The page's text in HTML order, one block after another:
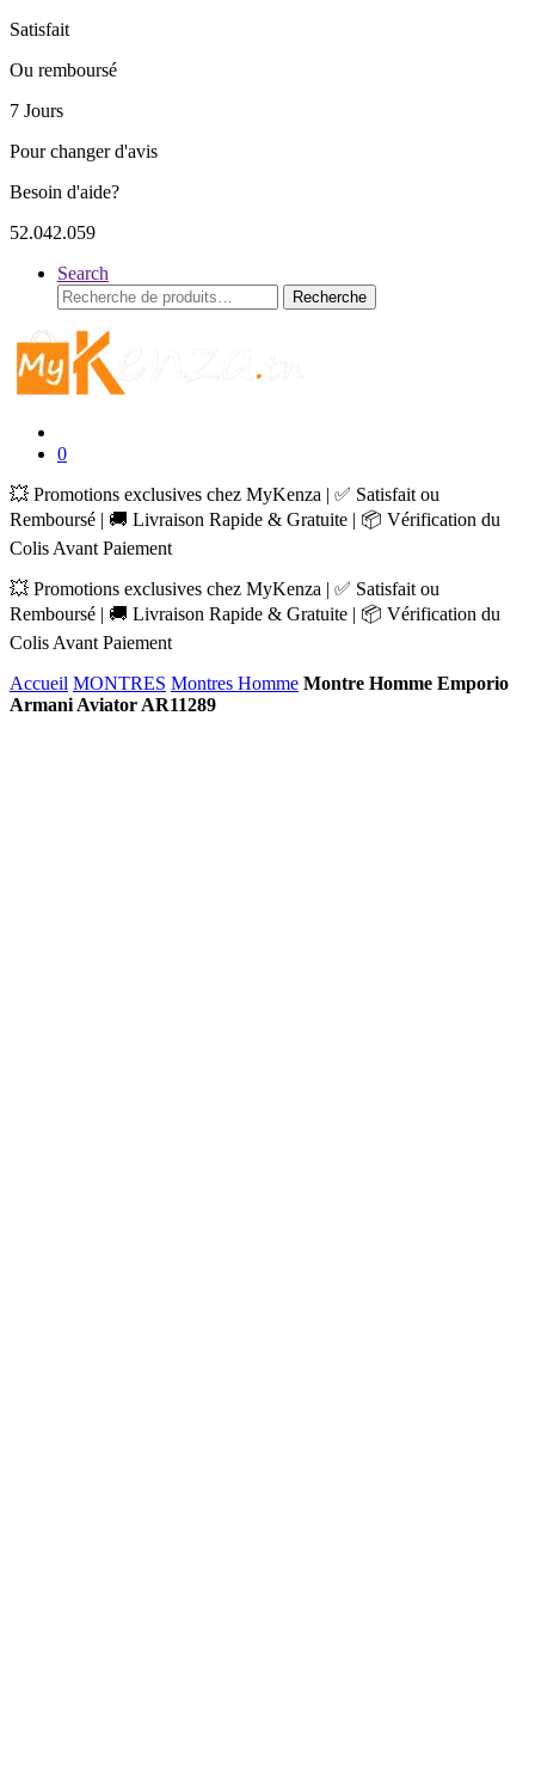
Satisfait
Ou remboursé
7 Jours
Pour changer d'avis
Besoin d'aide?
52.042.059
Search
Recherche
pour :
Recherche
0
💥 Promotions exclusives chez MyKenza | ✅ Satisfait ou
Remboursé | 🚚 Livraison Rapide & Gratuite | 📦 Vérification du
Colis Avant Paiement
💥 Promotions exclusives chez MyKenza | ✅ Satisfait ou
Remboursé | 🚚 Livraison Rapide & Gratuite | 📦 Vérification du
Colis Avant Paiement
Accueil MONTRES Montres Homme Montre Homme Emporio
Armani Aviator AR11289